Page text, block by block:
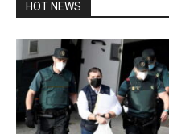
HOT NEWS